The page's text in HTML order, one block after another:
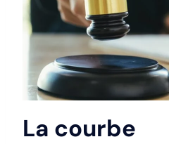
La courbe